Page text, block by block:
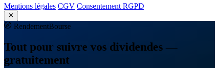
Mentions légales CGV Consentement RGPD
RendementBourse
Tout pour suivre vos dividendes —
gratuitement